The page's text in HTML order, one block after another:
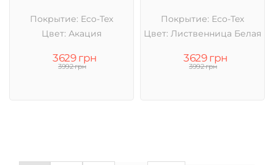
Покрытие: Eco-Tex
Цвет: Акация
3629 грн
3992 грн
Покрытие: Eco-Tex
Цвет: Лиственница Белая
3629 грн
3992 грн